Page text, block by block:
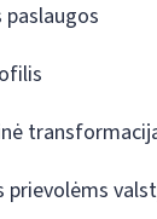
prievolėms